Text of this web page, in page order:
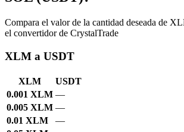
Compara el valor de la cantidad deseada de
el convertidor de CrystalTrade
XLM a USDT
XLM
USDT
0.001 XLM —
0.005 XLM —
0.01 XLM
—